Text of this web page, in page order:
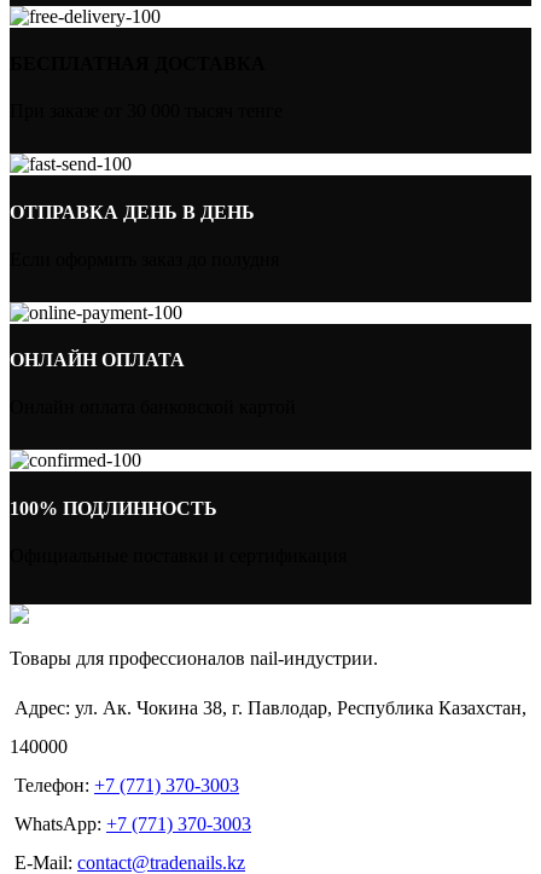
ОТПРАВКА ДЕНЬ В ДЕНЬ
ОНЛАЙН ОПЛАТА
100% ПОДЛИННОСТЬ
Товары для профессионалов nail-индустрии.
Адрес: ул. Ак. Чокина 38, г. Павлодар, Республика Казахстан,
140000
Телефон: +7 (771) 370-3003
WhatsApp: +7 (771) 370-3003
E-Mail: contact@tradenails.kz